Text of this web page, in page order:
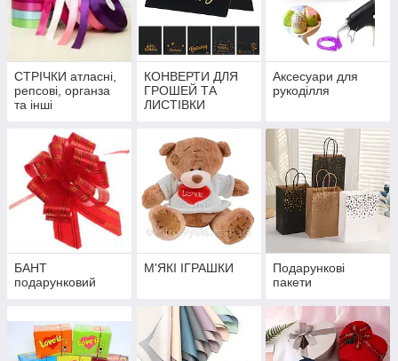
СТРІЧКИ атласні,
репсові, органза
та інші
КОНВЕРТИ ДЛЯ
ГРОШЕЙ ТА
ЛИСТІВКИ
Аксесуари для
рукоділля
БАНТ
подарунковий
М'ЯКІ ІГРАШКИ
Подарункові
пакети